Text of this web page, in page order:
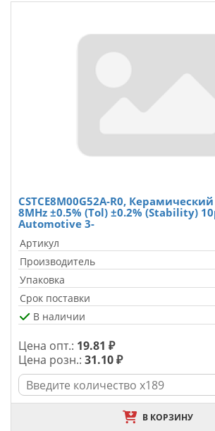
CSTCE8M00G52A-R0,
8MHz ±0.5% (Tol) ±0.2% (Stability)
Automotive 3-
Артикул
Производитель
Упаковка
Срок поставки
В наличии
Цена опт.: 19.81 ₽
Цена розн.: 31.10 ₽
В КОРЗИНУ